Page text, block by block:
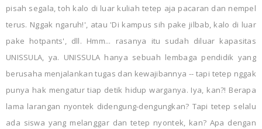
pisah segala, toh kalo di luar kuliah tetep aja pacaran dan nempel
terus. Nggak ngaruh!', atau 'Di kampus sih pake jilbab, kalo di luar
pake hotpants', dll. Hmm... rasanya itu sudah diluar kapasitas
UNISSULA, ya. UNISSULA hanya sebuah lembaga pendidik yang
berusaha menjalankan tugas dan kewajibannya -- tapi tetep nggak
punya hak mengatur tiap detik hidup warganya. Iya, kan?! Berapa
lama larangan nyontek didengung-dengungkan? Tapi tetep selalu
ada siswa yang melanggar dan tetep nyontek, kan? Apa dengan